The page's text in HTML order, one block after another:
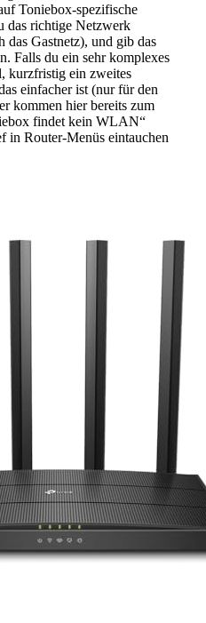
Toniebox-spezifische
das richtige Netzwerk
das Gastnetz), und gib das
Falls du ein sehr komplexes
kurzfristig ein zweites
einfacher ist (nur für den
kommen hier bereits zum
findet kein WLAN“
in Router-Menüs eintauchen